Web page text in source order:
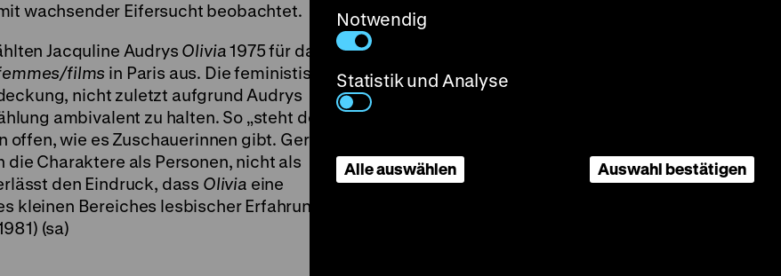
wachsender Eifersucht beobachtet.
Jacquline Audrys Olivia1975 für das
films in Paris aus. Die feministische
nicht zuletzt aufgrund Audrys
ambivalent zu halten. So „steht der
wie es Zuschauerinnen gibt. Gerade
Charaktere als Personen, nicht als
den Eindruck, dass Olivia eine
kleinen Bereiches lesbischer Erfahrung
(sa)
Notwendig
Statistik und Analyse
Alle auswählen Auswahl bestätigen